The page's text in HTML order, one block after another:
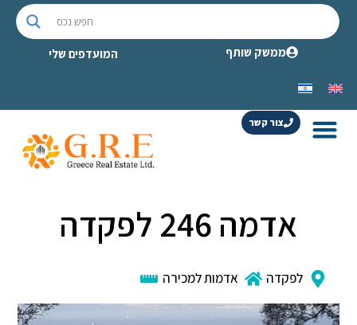
ממשק שותף המועדפים שלי
צור קשר
אדמה 246 לפקדה
לפקדה אדמות למכירה